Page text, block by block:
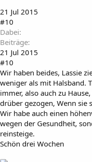
21 Jul 2015
#10
Dabei
Beiträge
21 Jul 2015
#10
Wir haben beides, Lassie
weniger als mit Halsband.
immer, also auch zu
drüber gezogen, Wenn sie
Wir habe auch einen
wegen der Gesundheit,
reinsteige.
Schön drei Wochen